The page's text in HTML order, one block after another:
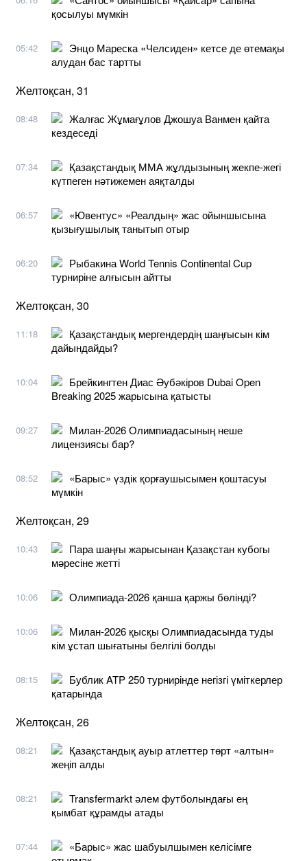
қосылуы мүмкін
05:42
Энцо Мареска «Челсиден» кетсе де өтемақы
алудан бас тартты
Желтоқсан, 31
08:48
Жалғас Жұмағұлов Джошуа Ванмен қайта
кездеседі
07:34
Қазақстандық ММА жұлдызының жекпе-жегі
күтпеген нәтижемен аяқталды
06:57
«Ювентус» «Реалдың» жас ойыншысына
қызығушылық танытып отыр
06:20
Рыбакина World Tennis Continental Cup
турниріне алғысын айтты
Желтоқсан, 30
11:18
Қазақстандық мергендердің шаңғысын кім
дайындайды?
10:04
Брейкингтен Диас Әубәкіров Dubai Open
Breaking 2025 жарысына қатысты
09:27
Милан-2026 Олимпиадасының неше
лицензиясы бар?
08:52
«Барыс» үздік қорғаушысымен қоштасуы
мүмкін
Желтоқсан, 29
10:43
Пара шаңғы жарысынан Қазақстан кубогы
мәресіне жетті
10:06 Олимпиада-2026 қанша қаржы бөлінді?
10:06
Милан-2026 қысқы Олимпиадасында туды
кім ұстап шығатыны белгілі болды
08:15
Бублик ATP 250 турнирінде негізгі үміткерлер
қатарында
Желтоқсан, 26
08:21
Қазақстандық ауыр атлеттер төрт «алтын»
жеңіп алды
08:21
Transfermarkt әлем футболындағы ең
қымбат құрамды атады
07:44
«Барыс» жас шабуылшымен келісімге